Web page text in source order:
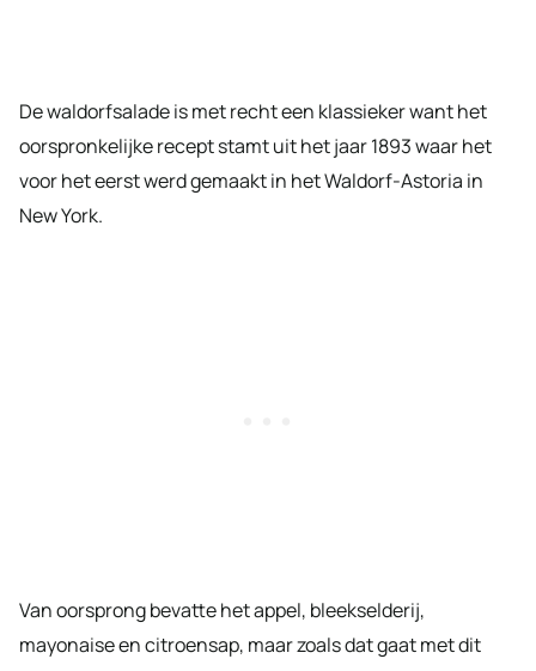
De waldorfsalade is met recht een klassieker want het
oorspronkelijke recept stamt uit het jaar 1893 waar het
voor het eerst werd gemaakt in het Waldorf-Astoria in
New York.
Van oorsprong bevatte het appel, bleekselderij,
mayonaise en citroensap, maar zoals dat gaat met dit